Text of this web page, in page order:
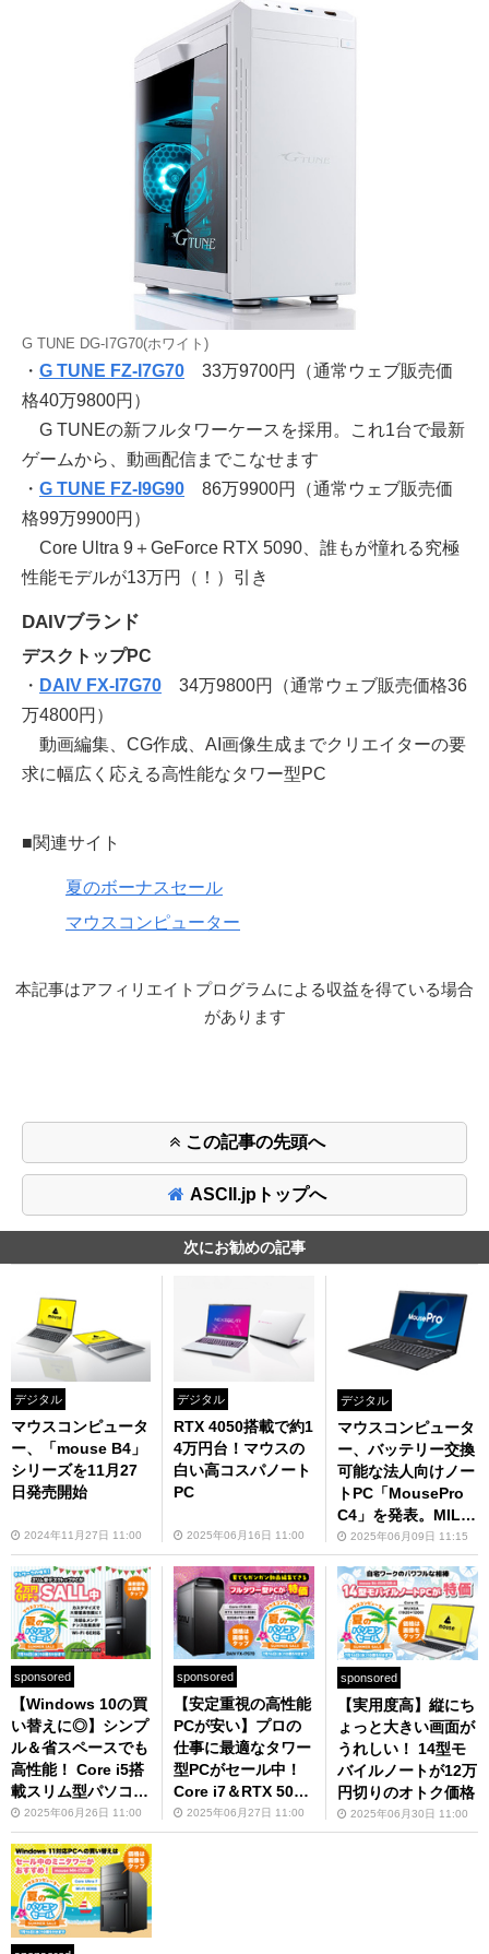
G TUNE DG-I7G70(ホワイト)
・ G TUNE FZ-I7G70 33万9700円（通常ウェブ販売価
格40万9800円）
G TUNEの新フルタワーケースを採用。これ1台で最新
ゲームから、動画配信までこなせます
・ G TUNE FZ-I9G90 86万9900円（通常ウェブ販売価
格99万9900円）
Core Ultra 9＋GeForce RTX 5090、誰もが憧れる究極
性能モデルが13万円（！）引き
DAIVブランド
デスクトップPC
・ DAIV FX-I7G70 34万9800円（通常ウェブ販売価格36
万4800円）
動画編集、CG作成、AI画像生成までクリエイターの要
求に幅広く応える高性能なタワー型PC
■関連サイト
夏のボーナスセール
マウスコンピューター
本記事はアフィリエイトプログラムによる収益を得ている場合
があります
この記事の先頭へ
ASCII.jpトップへ
次にお勧めの記事
デジタル
マウスコンピュータ
ー、「mouse B4」
シリーズを11月27
日発売開始
2024年11月27日 11:00
デジタル
RTX 4050搭載で約1
4万円台！マウスの
白い高コスパノート
PC
2025年06月16日 11:00
デジタル
マウスコンピュータ
ー、バッテリー交換
可能な法人向けノー
トPC「MousePro
C4」を発表。MILス
ペック準拠で10万円
台から
2025年06月09日 11:15
sponsored
【Windows 10の買
い替えに◎】シンプ
ル＆省スペースでも
高性能！ Core i5搭
載スリム型パソコン
が今なら安い
2025年06月26日 11:00
sponsored
【安定重視の高性能
PCが安い】プロの
仕事に最適なタワー
型PCがセール中！
Core i7＆RTX 5070
の組み合わせ
2025年06月27日 11:00
sponsored
【実用度高】縦にち
ょっと大きい画面が
うれしい！ 14型モ
バイルノートが12万
円切りのオトク価格
2025年06月30日 11:00